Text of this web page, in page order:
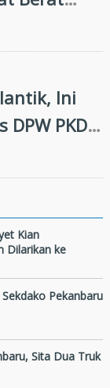
Water
Ini
DPW PKDP
Kian
Dilarikan ke
Pekanbaru
Sita Dua Truk